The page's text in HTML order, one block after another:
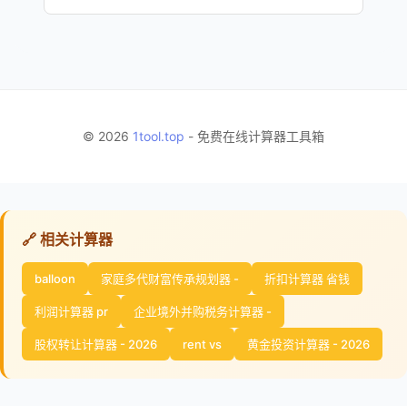
© 2026 1tool.top - 免费在线计算器工具箱
🔗 相关计算器
balloon 家庭多代财富传承规划器 - 折扣计算器 省钱
利润计算器 pr 企业境外并购税务计算器 -
股权转让计算器 - 2026 rent vs 黄金投资计算器 - 2026